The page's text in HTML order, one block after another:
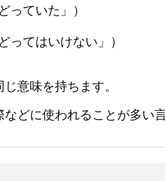
っていた」）
ってはいけない」）
意味を持ちます。
どに使われることが多い言